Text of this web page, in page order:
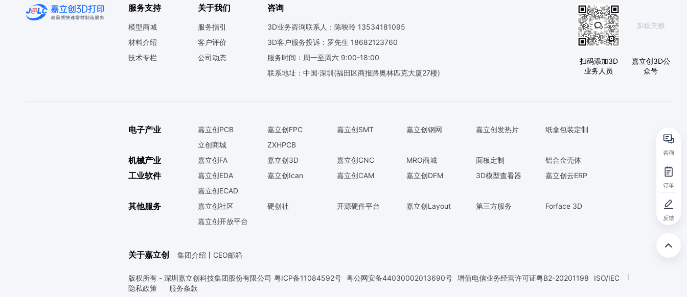
服务支持
模型商城
材料介绍
技术专栏
关于我们
服务指引
客户评价
公司动态
咨询
3D业务咨询联系人：陈映玲 13534181095
3D客户服务投诉：罗先生 18682123760
服务时间：周一至周六 9:00-18:00
联系地址：中国·深圳(福田区商报路奥林匹克大厦27楼)
扫码添加3D
业务人员
加载失败
嘉立创3D公
众号
电子产业 嘉立创PCB 嘉立创FPC 嘉立创SMT 嘉立创钢网 嘉立创发热片
纸盒包装定制
立创商城
ZXHPCB
机械产业 嘉立创FA 嘉立创3D 嘉立创CNC MRO商城 面板定制 铝合金壳体
工业软件 嘉立创EDA 嘉立创Ican 嘉立创CAM 嘉立创DFM 3D模型查看器
嘉立创云ERP
嘉立创ECAD
其他服务 嘉立创社区 硬创社 开源硬件平台 嘉立创Layout 第三方服务
Forface 3D
嘉立创开放平台
关于嘉立创 集团介绍 丨 CEO邮箱
版权所有 - 深圳嘉立创科技集团股份有限公司 粤ICP备11084592号 粤公网安备44030002013690号 增值电信业务经营许可证粤B2-20201198 ISO/IEC
隐私政策
服务条款
咨询
订单
反馈